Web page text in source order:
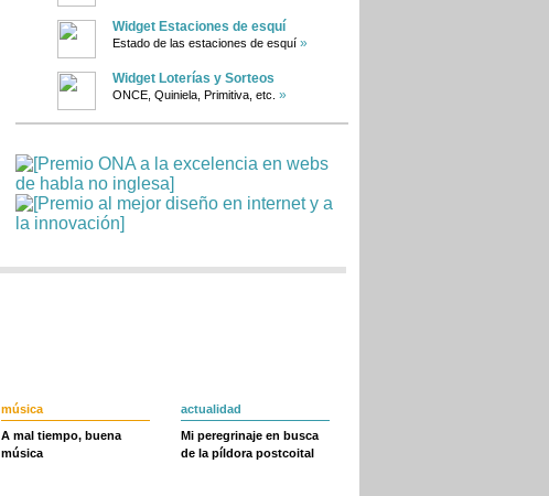
Widget Estaciones de esquí
Estado de las estaciones de esquí »
Widget Loterías y Sorteos
ONCE, Quiniela, Primitiva, etc. »
música
A mal tiempo, buena
música
actualidad
Mi peregrinaje en busca
de la píldora postcoital